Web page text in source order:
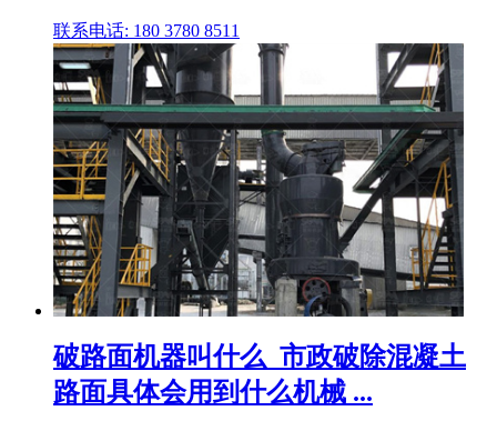
联系电话: 180 3780 8511
破路面机器叫什么_市政破除混凝土
路面具体会用到什么机械 ...